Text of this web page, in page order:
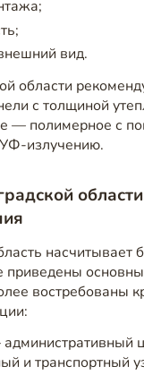
вид.
области
с толщиной
— полимерное с
излучению.
насчитывает
приведены
востребованы
и транспортный